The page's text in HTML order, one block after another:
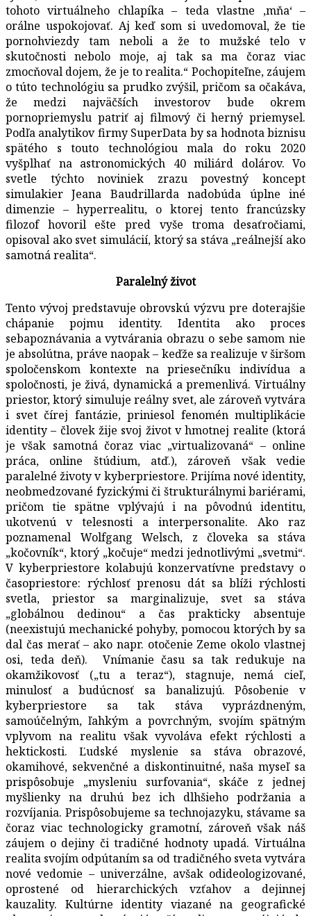
tohoto virtuálneho chlapíka – teda vlastne ‚mňa‘ –
orálne uspokojovať. Aj keď som si uvedomoval, že tie
pornohviezdy tam neboli a že to mužské telo v
skutočnosti nebolo moje, aj tak sa ma čoraz viac
zmocňoval dojem, že je to realita.“ Pochopiteľne, záujem
o túto technológiu sa prudko zvýšil, pričom sa očakáva,
že medzi najväčších investorov bude okrem
pornopriemyslu patriť aj filmový či herný priemysel.
Podľa analytikov firmy SuperData by sa hodnota biznisu
spätého s touto technológiou mala do roku 2020
vyšplhať na astronomických 40 miliárd dolárov. Vo
svetle týchto noviniek zrazu povestný koncept
simulakier Jeana Baudrillarda nadobúda úplne iné
dimenzie – hyperrealitu, o ktorej tento francúzsky
filozof hovoril ešte pred vyše troma desaťročiami,
opisoval ako svet simulácií, ktorý sa stáva „reálnejší ako
samotná realita“.
Paralelný život
Tento vývoj predstavuje obrovskú výzvu pre doterajšie
chápanie pojmu identity. Identita ako proces
sebapoznávania a vytvárania obrazu o sebe samom nie
je absolútna, práve naopak – keďže sa realizuje v širšom
spoločenskom kontexte na priesečníku indivídua a
spoločnosti, je živá, dynamická a premenlivá. Virtuálny
priestor, ktorý simuluje reálny svet, ale zároveň vytvára
i svet čírej fantázie, priniesol fenomén multiplikácie
identity – človek žije svoj život v hmotnej realite (ktorá
je však samotná čoraz viac „virtualizovaná“ – online
práca, online štúdium, atď.), zároveň však vedie
paralelné životy v kyberpriestore. Prijíma nové identity,
neobmedzované fyzickými či štrukturálnymi bariérami,
pričom tie spätne vplývajú i na pôvodnú identitu,
ukotvenú v telesnosti a interpersonalite. Ako raz
poznamenal Wolfgang Welsch, z človeka sa stáva
„kočovník“, ktorý „kočuje“ medzi jednotlivými „svetmi“.
V kyberpriestore kolabujú konzervatívne predstavy o
časopriestore: rýchlosť prenosu dát sa blíži rýchlosti
svetla, priestor sa marginalizuje, svet sa stáva
„globálnou dedinou“ a čas prakticky absentuje
(neexistujú mechanické pohyby, pomocou ktorých by sa
dal čas merať – ako napr. otočenie Zeme okolo vlastnej
osi, teda deň). Vnímanie času sa tak redukuje na
okamžikovosť („tu a teraz“), stagnuje, nemá cieľ,
minulosť a budúcnosť sa banalizujú. Pôsobenie v
kyberpriestore sa tak stáva vyprázdneným,
samoúčelným, ľahkým a povrchným, svojím spätným
vplyvom na realitu však vyvoláva efekt rýchlosti a
hektickosti. Ľudské myslenie sa stáva obrazové,
okamihové, sekvenčné a diskontinuitné, naša myseľ sa
prispôsobuje „mysleniu surfovania“, skáče z jednej
myšlienky na druhú bez ich dlhšieho podržania a
rozvíjania. Prispôsobujeme sa technojazyku, stávame sa
čoraz viac technologicky gramotní, zároveň však náš
záujem o dejiny či tradičné hodnoty upadá. Virtuálna
realita svojím odpútaním sa od tradičného sveta vytvára
nové vedomie – univerzálne, avšak odideologizované,
oprostené od hierarchických vzťahov a dejinnej
kauzality. Kultúrne identity viazané na geografické